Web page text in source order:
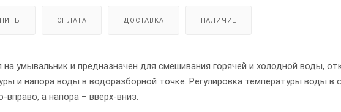
ОПЛАТА ДОСТАВКА НАЛИЧИЕ
умывальник и предназначен для смешивания горячей и холодной воды,
и напора воды в водоразборной точке. Регулировка температуры воды в
а напора – вверх-вниз.